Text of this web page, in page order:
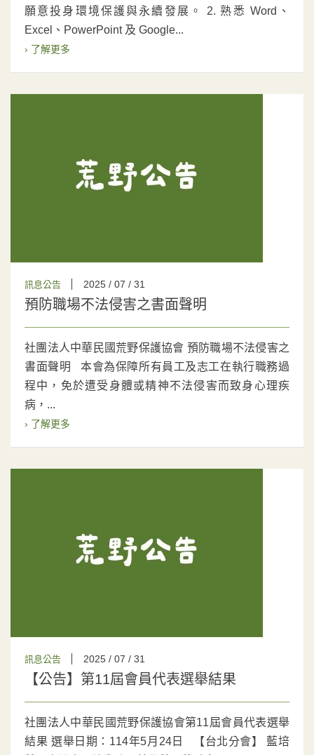
願意投身環境保護與永續發展。 2. 熟悉 Word、
Excel、PowerPoint 及 Google...
› 了解更多
訊息公告 2025 / 07 / 31
預防職場不法侵害之書面聲明
社團法人中華民國荒野保護協會 預防職場不法侵害之
書面聲明 本會為保障所有員工及志工在執行職務過
程中，免於遭受身體或精神不法侵害而致身心理疾
病，...
› 了解更多
訊息公告 2025 / 07 / 31
【公告】第11屆會員代表選舉結果
社團法人中華民國荒野保護協會第11屆會員代表選舉
結果 選舉日期：114年5月24日 【台北分會】 藍培